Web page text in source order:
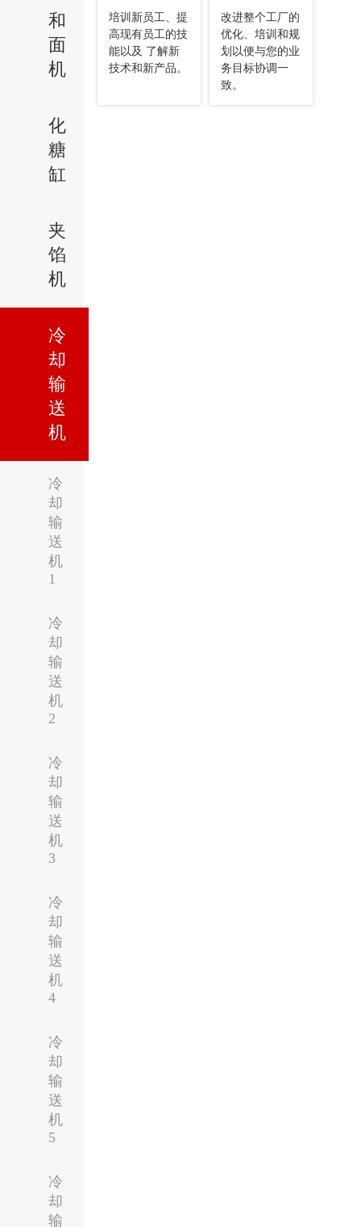
和
面
机
化
糖
缸
夹
馅
机
冷
却
输
送
机
冷
却
输
送
机
1
冷
却
输
送
机
2
冷
却
输
送
机
3
冷
却
输
送
机
4
冷
却
输
送
机
5
冷
却
输
培训新员工、提
高现有员工的技
能以及 了解新
技术和新产品。
改进整个工厂的
优化、培训和规
划以便与您的业
务目标协调一
致。